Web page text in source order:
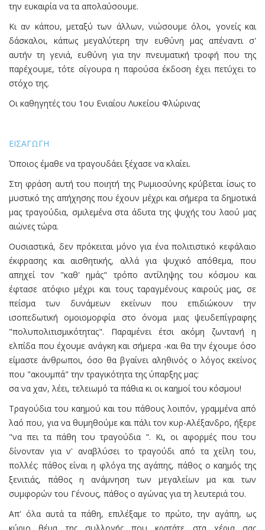
την ευκαιρία να τα απολαύσουμε.
Κι αν κάπου, μεταξύ των άλλων, νιώσουμε όλοι, γονείς και
δάσκαλοι, κάπως μεγαλύτερη την ευθύνη μας απέναντι σ'
αυτήν τη γενιά, ευθύνη για την πνευματική τροφή που της
παρέχουμε, τότε σίγουρα η παρούσα έκδοση έχει πετύχει το
στόχο της.
Οι καθηγητές του 1ου Ενιαίου Λυκείου Φλώρινας
ΕΙΣΑΓΩΓΗ
Όποιος έμαθε να τραγουδάει ξέχασε να κλαίει.
Στη φράση αυτή του ποιητή της Ρωμιοσύνης κρύβεται ίσως το
μυστικό της απήχησης που έχουν μέχρι και σήμερα τα δημοτικά
μας τραγούδια, σμιλεμένα στα άδυτα της ψυχής του λαού μας
αιώνες τώρα.
Ουσιαστικά, δεν πρόκειται μόνο για ένα πολιτιστικό κεφάλαιο
έκφρασης και αισθητικής, αλλά για ψυχικό απόθεμα, που
απηχεί τον "καθ' ημάς" τρόπο αντίληψης του κόσμου και
έφτασε ατόφιο μέχρι και τους ταραγμένους καιρούς μας, σε
πείσμα των δυνάμεων εκείνων που επιδιώκουν την
ισοπεδωτική ομοιομορφία στο όνομα μιας ψευδεπίγραφης
"πολυπολιτισμικότητας". Παραμένει έτσι ακόμη ζωντανή η
ελπίδα που έχουμε ανάγκη και σήμερα -και θα την έχουμε όσο
είμαστε άνθρωποι, όσο θα βγαίνει αληθινός ο λόγος εκείνος
που "ακουμπά" την τραγικότητα της ύπαρξης μας:
σα να χαν, λέει, τελειωμό τα πάθια κι οι καημοί του κόσμου!
Τραγούδια του καημού και του πάθους λοιπόν, γραμμένα από
λαό που, για να θυμηθούμε και πάλι τον κυρ-Αλέξανδρο, ήξερε
"να πει τα πάθη του τραγούδια ". Κι, οι αφορμές που του
δίνονταν για ν' αναβλύσει το τραγούδι από τα χείλη του,
πολλές: πάθος είναι η φλόγα της αγάπης, πάθος ο καημός της
ξενιτιάς, πάθος η ανάμνηση των μεγαλείων μα και των
συμφορών του Γένους, πάθος ο αγώνας για τη λευτεριά του.
Απ' όλα αυτά τα πάθη, επιλέξαμε το πρώτο, την αγάπη, ως